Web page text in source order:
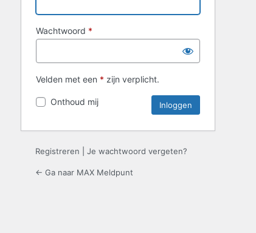
Wachtwoord *
Velden met een * zijn verplicht.
Onthoud mij
Registreren Je wachtwoord vergeten?
← Ga naar MAX Meldpunt